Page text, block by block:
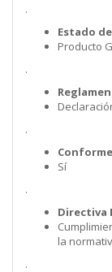
.
Estado
Producto
.
.
Conforme
Sí
.
Directiva
la
.